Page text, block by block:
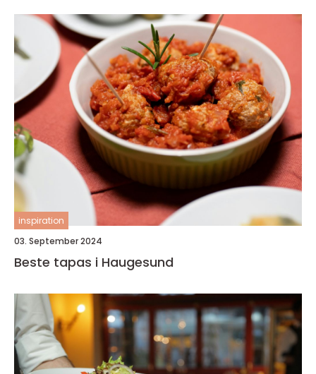
inspiration
03. September 2024
Beste tapas i Haugesund